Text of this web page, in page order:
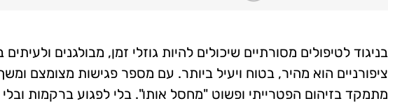
בניגוד לטיפולים מסורתיים שיכולים להיות גוזלי זמן, מבולגנים
מתמקד בזיהום הפטרייתי ופשוט "מחסל אותו". בלי לפגוע ברקמות ובלי